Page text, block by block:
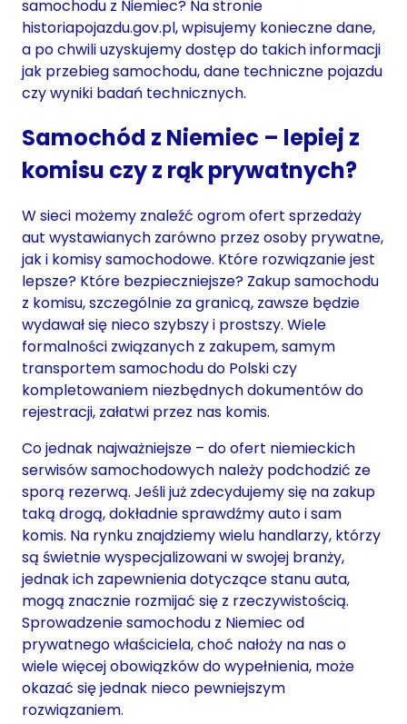
samochodu z Niemiec? Na stronie
historiapojazdu.gov.pl, wpisujemy konieczne dane,
a po chwili uzyskujemy dostęp do takich informacji
jak przebieg samochodu, dane techniczne pojazdu
czy wyniki badań technicznych.
Samochód z Niemiec – lepiej z
komisu czy z rąk prywatnych?
W sieci możemy znaleźć ogrom ofert sprzedaży
aut wystawianych zarówno przez osoby prywatne,
jak i komisy samochodowe. Które rozwiązanie jest
lepsze? Które bezpieczniejsze? Zakup samochodu
z komisu, szczególnie za granicą, zawsze będzie
wydawał się nieco szybszy i prostszy. Wiele
formalności związanych z zakupem, samym
transportem samochodu do Polski czy
kompletowaniem niezbędnych dokumentów do
rejestracji, załatwi przez nas komis.
Co jednak najważniejsze – do ofert niemieckich
serwisów samochodowych należy podchodzić ze
sporą rezerwą. Jeśli już zdecydujemy się na zakup
taką drogą, dokładnie sprawdźmy auto i sam
komis. Na rynku znajdziemy wielu handlarzy, którzy
są świetnie wyspecjalizowani w swojej branży,
jednak ich zapewnienia dotyczące stanu auta,
mogą znacznie rozmijać się z rzeczywistością.
Sprowadzenie samochodu z Niemiec od
prywatnego właściciela, choć nałoży na nas o
wiele więcej obowiązków do wypełnienia, może
okazać się jednak nieco pewniejszym
rozwiązaniem.